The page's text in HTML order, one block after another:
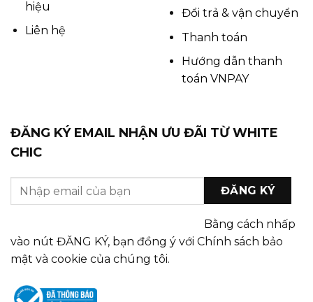
hiệu
Liên hệ
Đổi trả & vận chuyển
Thanh toán
Hướng dẫn thanh
toán VNPAY
ĐĂNG KÝ EMAIL NHẬN ƯU ĐÃI TỪ WHITE
CHIC
Bằng cách nhấp
vào nút ĐĂNG KÝ, bạn đồng ý với Chính sách bảo
mật và cookie của chúng tôi.